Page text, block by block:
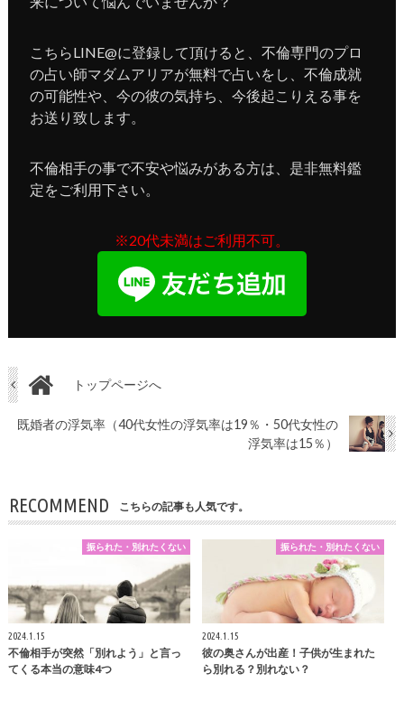
こちらLINE@に登録して頂けると、不倫専門のプロ
の占い師マダムアリアが無料で占いをし、不倫成就
の可能性や、今の彼の気持ち、今後起こりえる事を
お送り致します。
不倫相手の事で不安や悩みがある方は、是非無料鑑
定をご利用下さい。
※20代未満はご利用不可。
トップページへ
既婚者の浮気率（40代女性の浮気率は19％・50代女性の
浮気率は15％）
RECOMMEND こちらの記事も人気です。
振られた・別れたくない
2024.1.15
不倫相手が突然「別れよう」と言っ
てくる本当の意味4つ
振られた・別れたくない
2024.1.15
彼の奥さんが出産！子供が生まれた
ら別れる？別れない？